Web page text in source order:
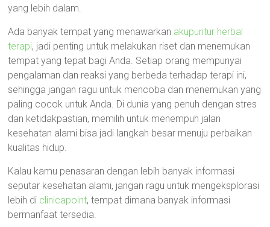
yang lebih dalam.
Ada banyak tempat yang menawarkan akupuntur herbal
terapi, jadi penting untuk melakukan riset dan menemukan
tempat yang tepat bagi Anda. Setiap orang mempunyai
pengalaman dan reaksi yang berbeda terhadap terapi ini,
sehingga jangan ragu untuk mencoba dan menemukan yang
paling cocok untuk Anda. Di dunia yang penuh dengan stres
dan ketidakpastian, memilih untuk menempuh jalan
kesehatan alami bisa jadi langkah besar menuju perbaikan
kualitas hidup.
Kalau kamu penasaran dengan lebih banyak informasi
seputar kesehatan alami, jangan ragu untuk mengeksplorasi
lebih di clinicapoint, tempat dimana banyak informasi
bermanfaat tersedia.